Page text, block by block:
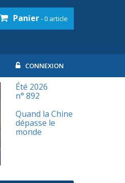
Panier- 0 article
CONNEXION
Été 2026
n° 892
Quand la Chine
dépasse le
monde